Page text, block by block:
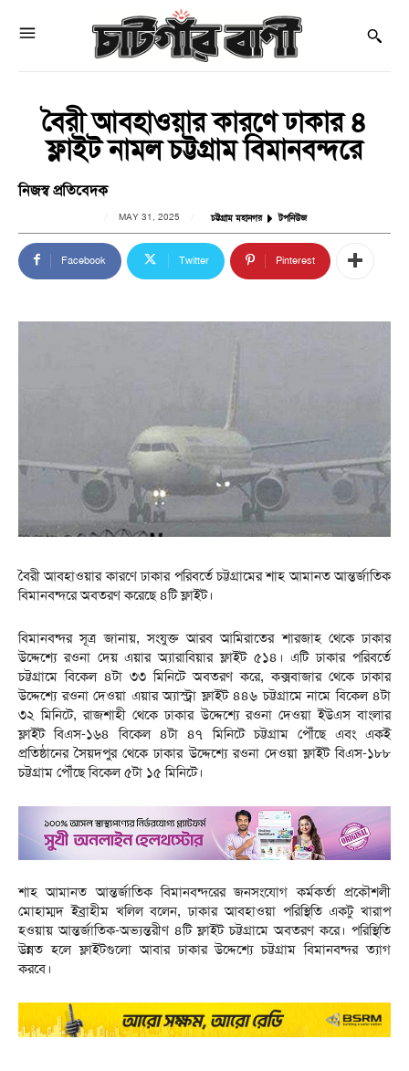
বৈরী আবহাওয়ার কারণে ঢাকার ৪
ফ্লাইট নামল চট্টগ্রাম বিমানবন্দরে
নিজস্ব প্রতিবেদক
MAY 31, 2025 চট্টগ্রাম মহানগর টপনিউজ
Facebook Twitter Pinterest
বৈরী আবহাওয়ার কারণে ঢাকার পরিবর্তে চট্টগ্রামের শাহ আমানত আন্তর্জাতিক
বিমানবন্দরে অবতরণ করেছে ৪টি ফ্লাইট।
বিমানবন্দর সূত্র জানায়, সংযুক্ত আরব আমিরাতের শারজাহ থেকে ঢাকার
উদ্দেশ্যে রওনা দেয় এয়ার অ্যারাবিয়ার ফ্লাইট ৫১৪। এটি ঢাকার পরিবর্তে
চট্টগ্রামে বিকেল ৪টা ৩৩ মিনিটে অবতরণ করে, কক্সবাজার থেকে ঢাকার
উদ্দেশ্যে রওনা দেওয়া এয়ার অ্যাস্ট্রা ফ্লাইট ৪৪৬ চট্টগ্রামে নামে বিকেল ৪টা
৩২ মিনিটে, রাজশাহী থেকে ঢাকার উদ্দেশ্যে রওনা দেওয়া ইউএস বাংলার
ফ্লাইট বিএস-১৬৪ বিকেল ৪টা ৪৭ মিনিটে চট্টগ্রাম পৌঁছে এবং একই
প্রতিষ্ঠানের সৈয়দপুর থেকে ঢাকার উদ্দেশ্যে রওনা দেওয়া ফ্লাইট বিএস-১৮৮
চট্টগ্রাম পৌঁছে বিকেল ৫টা ১৫ মিনিটে।
শাহ আমানত আন্তর্জাতিক বিমানবন্দরের জনসংযোগ কর্মকর্তা প্রকৌশলী
মোহাম্মদ ইব্রাহীম খলিল বলেন, ঢাকার আবহাওয়া পরিস্থিতি একটু খারাপ
হওয়ায় আন্তর্জাতিক-অভ্যন্তরীণ ৪টি ফ্লাইট চট্টগ্রামে অবতরণ করে। পরিস্থিতি
উন্নত হলে ফ্লাইটগুলো আবার ঢাকার উদ্দেশ্যে চট্টগ্রাম বিমানবন্দর ত্যাগ
করবে।